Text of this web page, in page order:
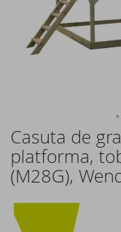
Casuta de
platforma,
(M28G),
Skip
to
the
beginning
of
the
images